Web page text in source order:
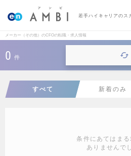
若手ハイキャリアのス
メーカー（その他）のCFOの転職・求人情報
0 件
すべて 新着のみ
条件にあてはまる
ありませんで